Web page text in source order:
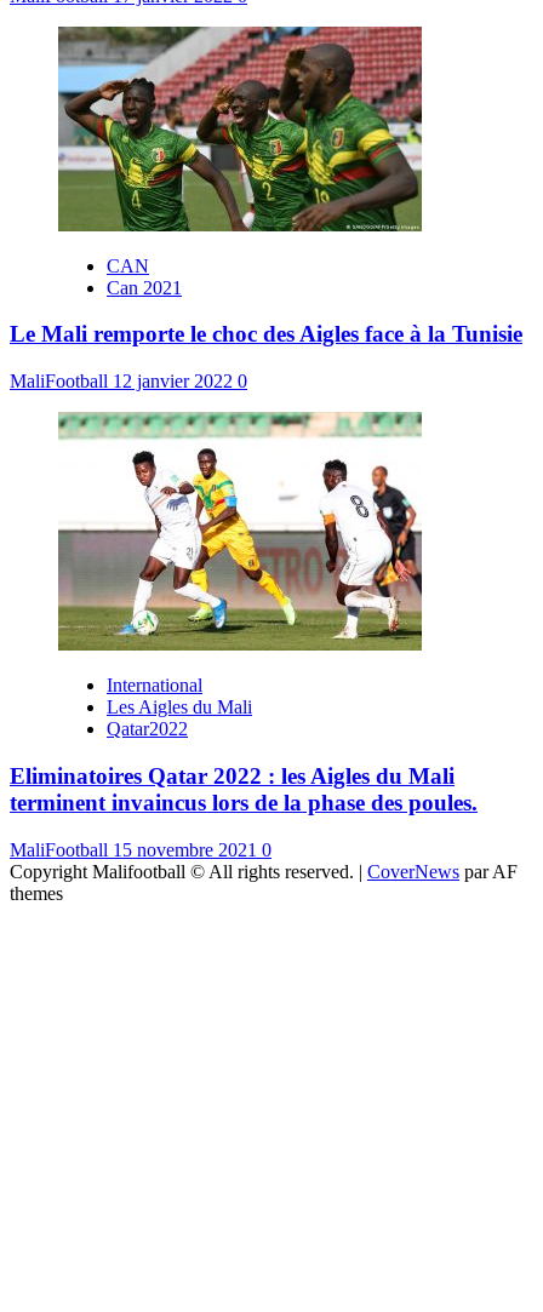
CAN
Can 2021
Le Mali remporte le choc des Aigles face à la Tunisie
MaliFootball 12 janvier 2022 0
International
Les Aigles du Mali
Qatar2022
Eliminatoires Qatar 2022 : les Aigles du Mali
terminent invaincus lors de la phase des poules.
MaliFootball 15 novembre 2021 0
Copyright Malifootball © All rights reserved. | CoverNews par AF
themes